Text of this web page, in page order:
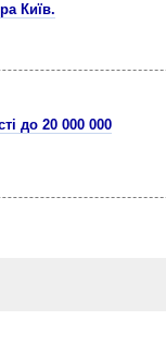
Київ.
до 20 000 000